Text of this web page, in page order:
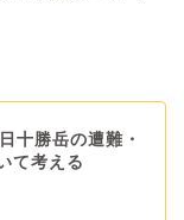
十勝岳の遭難・
て考える